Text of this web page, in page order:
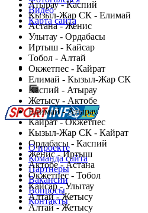
Атырау - Каспий
Кызыл-Жар СК - Елимай
Астана - Женис
Улытау - Ордабасы
Иртыш - Кайсар
Тобол - Алтай
Окжетпес - Кайрат
Елимай - Кызыл-Жар СК
Каспий - Атырау
Жетысу - Актобе
Елимай - Атырау
Кайрат - Окжетпес
Кызыл-Жар СК - Кайрат
Ордабасы - Каспий
Женис - Иртыш
Актобе - Астана
Окжетпес - Тобол
Кайсар - Улытау
Алтай - Жетысу
Алтай - Жетысу
Видео
Карта сайта
Есть идея?
Сообщить о мероприятии
Перейти на старый сайт
О проекте
Команда сайта
Партнеры
Вакансии
Вопросы
Контакты